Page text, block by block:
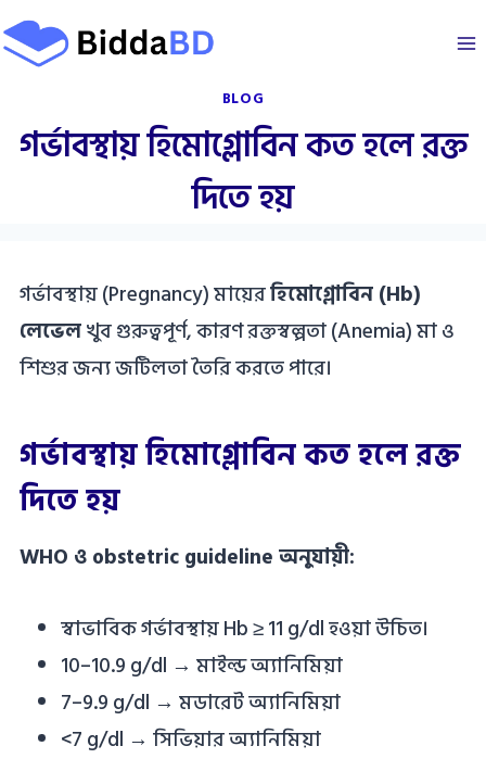
Skip
to
BLOG
গর্ভাবস্থায় হিমোগ্লোবিন কত হলে রক্ত
দিতে হয়
গর্ভাবস্থায় (Pregnancy) মায়েরহিমোগ্লোবিন (Hb)
লেভেলখুব গুরুত্বপূর্ণ, কারণ রক্তস্বল্পতা (Anemia) মা ও
শিশুর জন্য জটিলতা তৈরি করতে পারে।
গর্ভাবস্থায় হিমোগ্লোবিন কত হলে রক্ত
দিতে হয়
WHO ও obstetric guideline অনুযায়ী:
স্বাভাবিক গর্ভাবস্থায় Hb ≥ 11 g/dl হওয়া উচিত।
10–10.9 g/dl → মাইল্ড অ্যানিমিয়া
7–9.9 g/dl → মডারেট অ্যানিমিয়া
<7 g/dl → সিভিয়ার অ্যানিমিয়া